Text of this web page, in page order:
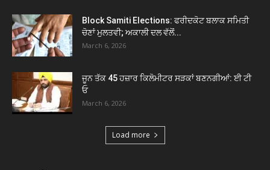
Block Samiti Elections: ਫਰੀਦਕੋਟ ਬਲਾਕ ਸਮਿਤੀ
ਚੋਣਾਂ ਮੁਲਤਵੀ; ਅਕਾਲੀ ਦਲ ਵੱਲੋਂ...
March 6, 2026
ਜੂਨ ਤੱਕ 45 ਹਜ਼ਾਰ ਕਿਲੋਮੀਟਰ ਸੜਕਾਂ ਬਣਨਗੀਆਂ: ਈ ਟੀ
ਓ
March 6, 2026
Load more